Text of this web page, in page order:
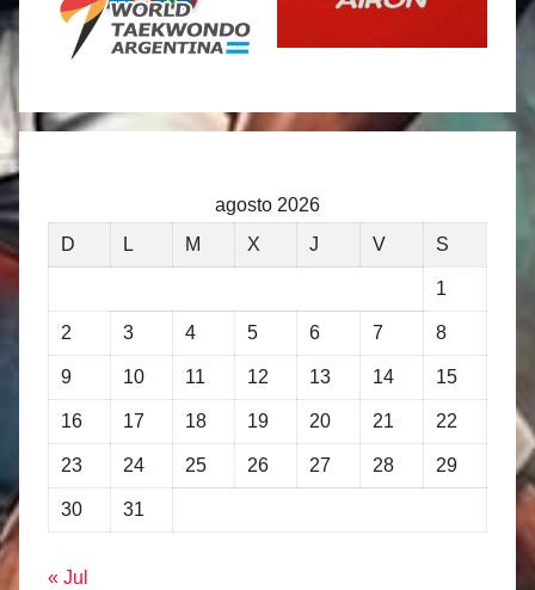
agosto 2026
D
L M X J V S
1
2 3 4 5 6 7 8
9 10 11 12 13 14 15
16 17 18 19 20 21 22
23 24 25 26 27 28 29
30 31
« Jul